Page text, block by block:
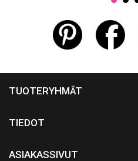
TUOTERYHMÄT
TIEDOT
ASIAKASSIVUT